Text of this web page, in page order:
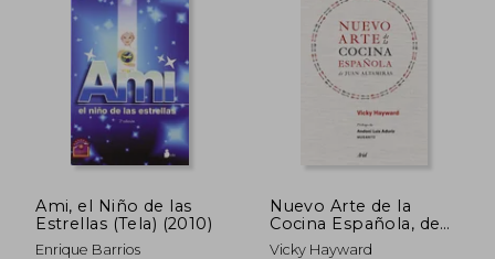
Ami, el Niño de las
Estrellas (Tela) (2010)
Enrique Barrios
Nuevo Arte de la
Cocina Española, de
Juan Altamiras
Vicky Hayward